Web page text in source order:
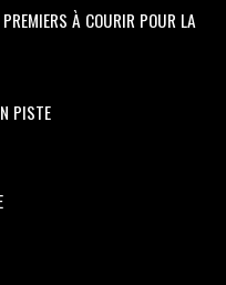
À COURIR POUR LA
PISTE